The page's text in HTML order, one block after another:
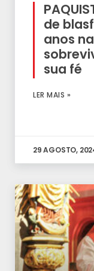
de
anos
sua fé
LER MAIS »
29 AGOSTO,